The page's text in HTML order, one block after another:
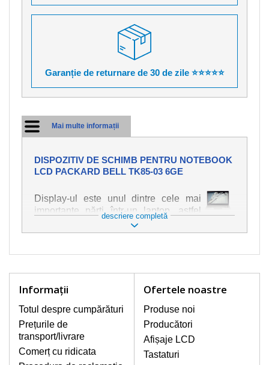
Garanție de returnare de 30 de zile ⭐⭐⭐⭐⭐
Mai multe informații
DISPOZITIV DE SCHIMB PENTRU NOTEBOOK
LCD PACKARD BELL TK85-03 6GE
Display-ul este unul dintre cele mai
importante părți într-un laptop, astfel
încât ne străduim să oferim piese de
schimb de cea mai bună calitate.
ul cu cea mai mare atenție. Cele mai
natură mecanică, cum ar fi afișajul rupt
sau crăpat. În plus, dungile verticale,
afișajul neiluminat, luminozitatea
intermitentă sau neuniformă
descriere completă
Informaţii
Totul despre cumpărături
Prețurile de
transport/livrare
Comerț cu ridicata
Ofertele noastre
Produse noi
Producători
Afișaje LCD
Tastaturi